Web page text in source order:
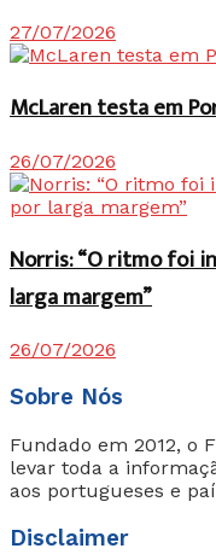
27/07/2026
McLaren testa em
26/07/2026
Norris: “O ritmo foi
larga margem”
26/07/2026
Sobre Nós
Fundado em 2012, o
levar toda a
aos portugueses e
Disclaimer